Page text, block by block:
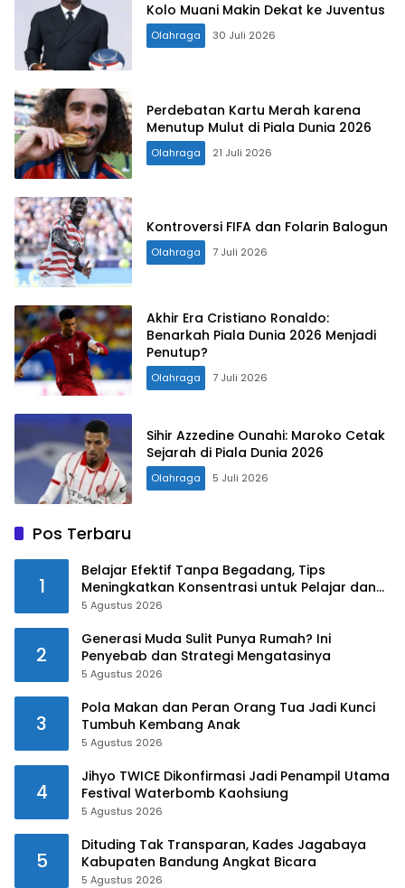
Kolo Muani Makin Dekat ke Juventus
Olahraga 30 Juli 2026
Perdebatan Kartu Merah karena
Menutup Mulut di Piala Dunia 2026
Olahraga 21 Juli 2026
Kontroversi FIFA dan Folarin Balogun
Olahraga 7 Juli 2026
Akhir Era Cristiano Ronaldo:
Benarkah Piala Dunia 2026 Menjadi
Penutup?
Olahraga 7 Juli 2026
Sihir Azzedine Ounahi: Maroko Cetak
Sejarah di Piala Dunia 2026
Olahraga 5 Juli 2026
Pos Terbaru
1
Belajar Efektif Tanpa Begadang, Tips
Meningkatkan Konsentrasi untuk Pelajar dan
Mahasiswa
5 Agustus 2026
2
Generasi Muda Sulit Punya Rumah? Ini
Penyebab dan Strategi Mengatasinya
5 Agustus 2026
3
Pola Makan dan Peran Orang Tua Jadi Kunci
Tumbuh Kembang Anak
5 Agustus 2026
4
Jihyo TWICE Dikonfirmasi Jadi Penampil Utama
Festival Waterbomb Kaohsiung
5 Agustus 2026
5
Dituding Tak Transparan, Kades Jagabaya
Kabupaten Bandung Angkat Bicara
5 Agustus 2026